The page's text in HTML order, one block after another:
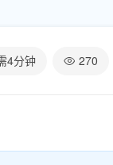
4分钟 270